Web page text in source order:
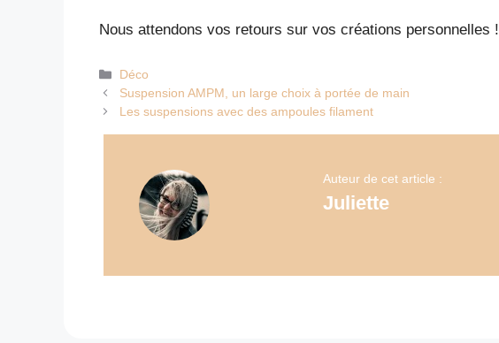
Nous attendons vos retours sur vos créations personnelles !
Catégories
Déco
Suspension AMPM, un large choix à portée de main
Les suspensions avec des ampoules filament
Auteur de cet article :
Juliette